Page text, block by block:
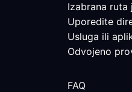
Izabrana ruta
Uporedite
Usluga ili
Odvojeno
FAQ